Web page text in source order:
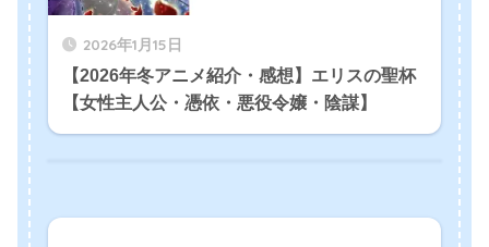
2026年1月15日
【2026年冬アニメ紹介・感想】エリスの聖杯
【女性主人公・憑依・悪役令嬢・陰謀】